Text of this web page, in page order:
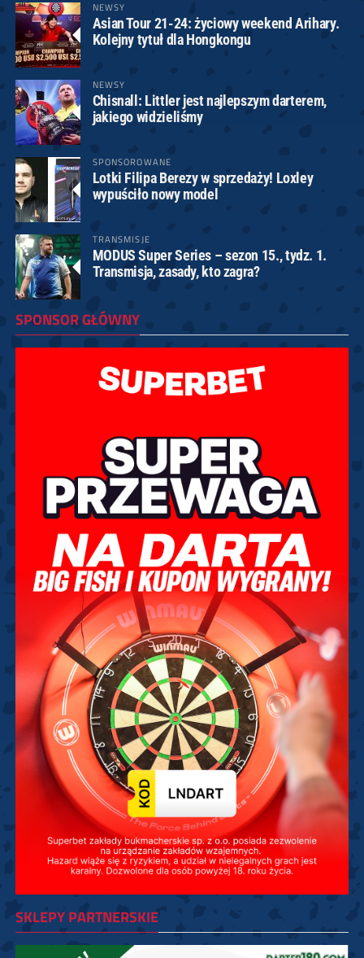
NEWSY
Asian Tour 21-24: życiowy weekend Arihary.
Kolejny tytuł dla Hongkongu
NEWSY
Chisnall: Littler jest najlepszym darterem,
jakiego widzieliśmy
SPONSOROWANE
Lotki Filipa Berezy w sprzedaży! Loxley
wypuściło nowy model
TRANSMISJE
MODUS Super Series – sezon 15., tydz. 1.
Transmisja, zasady, kto zagra?
SPONSOR GŁÓWNY
SKLEPY PARTNERSKIE